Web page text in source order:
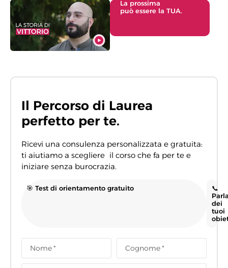
La prossima
può essere la TUA.
Il Percorso di Laurea
perfetto per te.
Ricevi una consulenza personalizzata e gratuita:
ti aiutiamo a scegliere il corso che fa per te e
iniziare senza burocrazia.
🎯 Test di orientamento gratuito
📞
dei
tuoi